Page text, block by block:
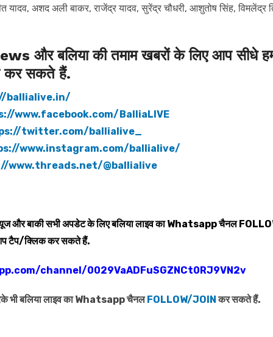
यादव, अशद अली बाकर, राजेंद्र यादव, सुरेंद्र चौधरी, आशुतोष सिंह, विमलेंद्र
और बलिया की तमाम खबरों के लिए आप सीधे
कर सकते हैं.
ballialive.in/
www.facebook.com/BalliaLIVE
twitter.com/ballialive_
www.instagram.com/ballialive/
www.threads.net/@ballialive
और बाकी सभी अपडेट के लिए बलिया लाइव काWhatsappचैनल
टैप/क्लिक कर सकते हैं.
channel/0029VaADFuSGZNCt0RJ9VN2v
भी बलिया लाइव का Whatsapp चैनलFOLLOW/JOINकर सकते हैं.